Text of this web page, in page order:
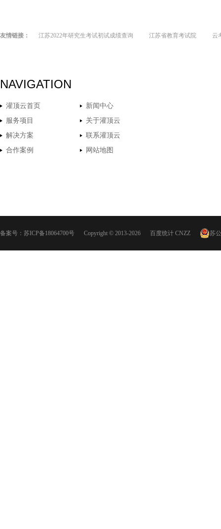
友情链接： 江苏2022年研究生考试初试成绩查询 江苏省教育考试院 云
NAVIGATION
灌顶云首页
新闻中心
服务项目
关于灌顶云
解决方案
联系灌顶云
合作案例
网站地图
备案号： 苏ICP备18064700号 Copyright © 2013-2026 百度统计 CNZZ 苏